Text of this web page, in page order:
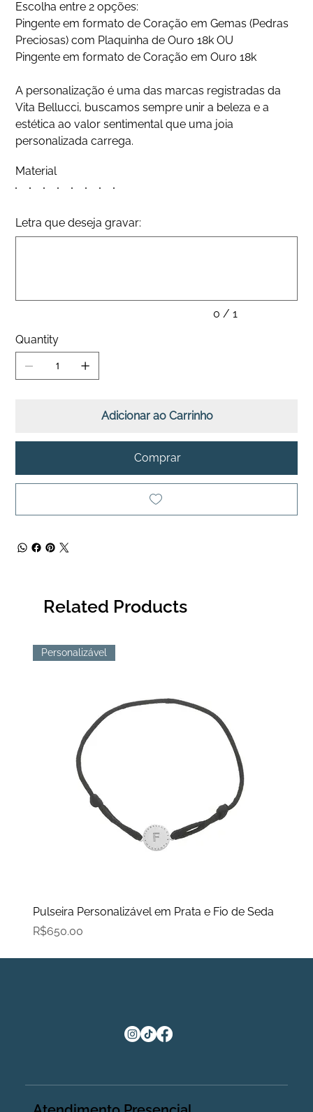
Escolha entre 2 opções:
Pingente em formato de Coração em Gemas (Pedras
Preciosas) com Plaquinha de Ouro 18k OU
Pingente em formato de Coração em Ouro 18k
A personalização é uma das marcas registradas da
Vita Bellucci, buscamos sempre unir a beleza e a
estética ao valor sentimental que uma joia
personalizada carrega.
Material
Letra que deseja gravar:
0 / 1
Quantity
Adicionar ao Carrinho
Comprar
Related Products
Personalizável
Pulseira Personalizável em Prata e Fio de Seda
Price
R$650.00